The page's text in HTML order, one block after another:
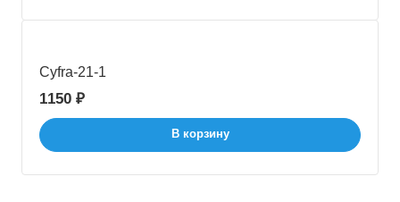
Cyfra-21-1
1150 ₽
В корзину